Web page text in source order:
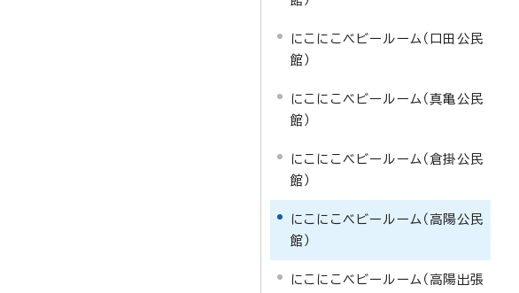
にこにこベビールーム（口田公民
館）
にこにこベビールーム（真亀公民
館）
にこにこベビールーム（倉掛公民
館）
にこにこベビールーム（高陽公民
館）
にこにこベビールーム（高陽出張